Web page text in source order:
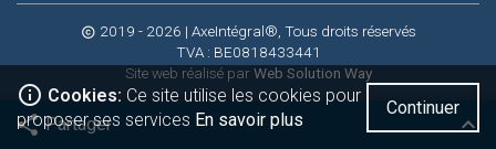
Continuer
info_outline Cookies: Ce site utilise les cookies pour
proposer ses services En savoir plus
copyright 2019 - 2026 | AxeIntégral®, Tous droits réservés
TVA : BE0818433441
Site web réalisé parWeb Solution Way
share Partager
keyboard_arrow_up